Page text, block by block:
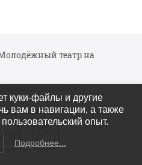
театр на
куки-файлы и другие
вам в навигации, а также
опыт.
Подробнее...